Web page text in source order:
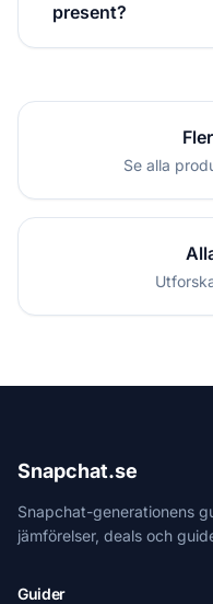
present?
Se alla
Snapchat.se
Snapchat-generationens
jämförelser, deals och
Guider